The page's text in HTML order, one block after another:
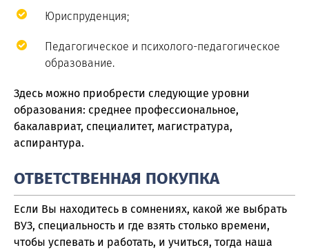
Юриспруденция;
Педагогическое и психолого-педагогическое
образование.
Здесь можно приобрести следующие уровни
образования: среднее профессиональное,
бакалавриат, специалитет, магистратура,
аспирантура.
ОТВЕТСТВЕННАЯ ПОКУПКА
Если Вы находитесь в сомнениях, какой же выбрать
ВУЗ, специальность и где взять столько времени,
чтобы успевать и работать, и учиться, тогда наша